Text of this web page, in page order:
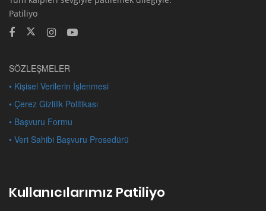
Patiliyo
SÖZLEŞMELER
• Kişisel Verilerin İşlenmesi
• Çerez Gizlilik Politikası
• Başvuru Formu
• Veri Sahibi Başvuru Prosedürü
Kullanıcılarımız Patiliyo